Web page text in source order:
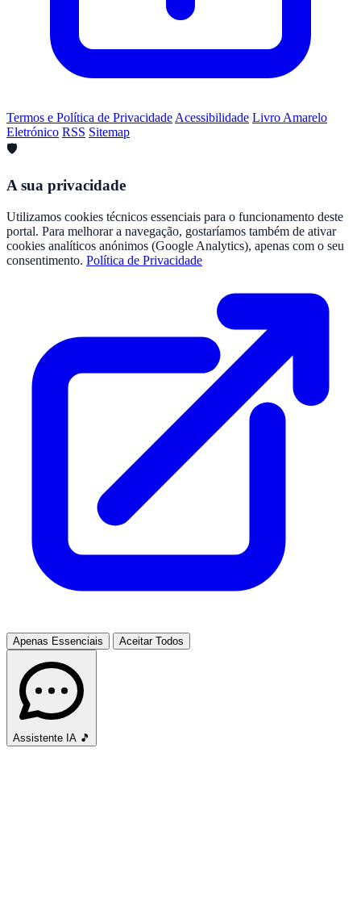
Termos e Política de Privacidade Acessibilidade Livro Amarelo
Eletrónico RSS Sitemap
🛡️
A sua privacidade
Utilizamos cookies técnicos essenciais para o funcionamento deste
portal. Para melhorar a navegação, gostaríamos também de ativar
cookies analíticos anónimos (Google Analytics), apenas com o seu
consentimento. Política de Privacidade
Apenas Essenciais Aceitar Todos
Assistente IA 🎵